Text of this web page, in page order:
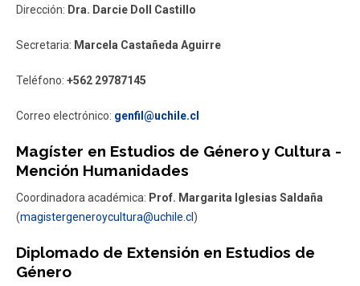
Dirección: Dra. Darcie Doll Castillo
Secretaria: Marcela Castañeda Aguirre
Teléfono: +562 29787145
Correo electrónico: genfil@uchile.cl
Magíster en Estudios de Género y Cultura -
Mención Humanidades
Coordinadora académica: Prof. Margarita Iglesias Saldaña
(magistergeneroycultura@uchile.cl )
Diplomado de Extensión en Estudios de
Género